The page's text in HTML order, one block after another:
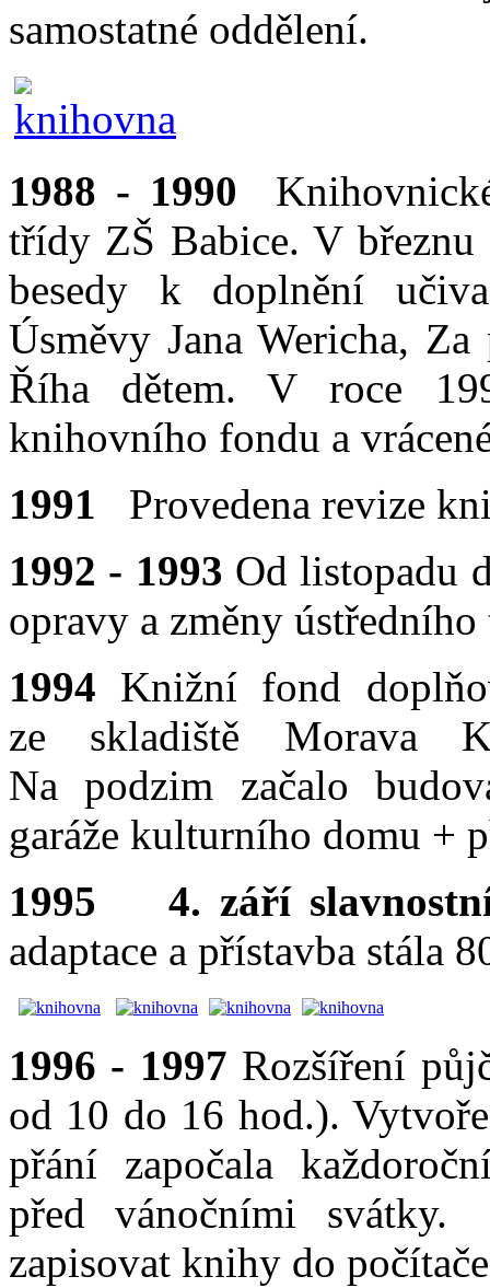
samostatné oddělení.
1988 - 1990
třídy ZŠ Babice. V
besedy k doplnění
Úsměvy Jana Wericha,
Říha dětem. V roce
knihovního fondu a
1991 Provedena revize
1992 - 1993 Od listopadu
opravy a změny
1994 Knižní fond
ze skladiště Morava
Na podzim začalo
garáže kulturního domu +
1995
4. září
adaptace a přístavba stála
1996 - 1997 Rozšíření
od 10 do 16 hod.).
přání započala
před vánočními
zapisovat knihy do